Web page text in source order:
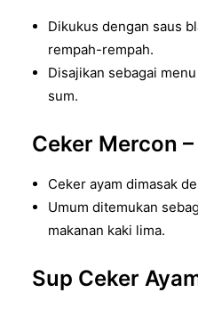
Dikukus dengan saus
rempah-rempah.
Disajikan sebagai
sum.
Ceker Mercon
Ceker ayam dimasak
Umum ditemukan
makanan kaki lima.
Sup Ceker